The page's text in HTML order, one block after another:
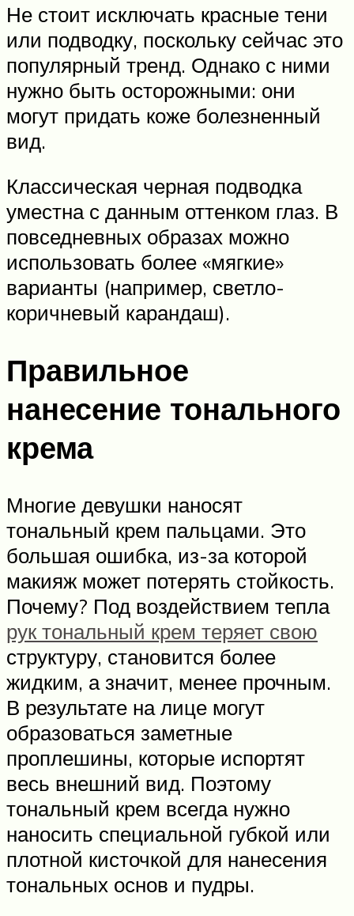
Не стоит исключать красные тени
или подводку, поскольку сейчас это
популярный тренд. Однако с ними
нужно быть осторожными: они
могут придать коже болезненный
вид.
Классическая черная подводка
уместна с данным оттенком глаз. В
повседневных образах можно
использовать более «мягкие»
варианты (например, светло-
коричневый карандаш).
Правильное
нанесение тонального
крема
Многие девушки наносят
тональный крем пальцами. Это
большая ошибка, из-за которой
макияж может потерять стойкость.
Почему? Под воздействием тепла
рук тональный крем теряет свою
структуру, становится более
жидким, а значит, менее прочным.
В результате на лице могут
образоваться заметные
проплешины, которые испортят
весь внешний вид. Поэтому
тональный крем всегда нужно
наносить специальной губкой или
плотной кисточкой для нанесения
тональных основ и пудры.